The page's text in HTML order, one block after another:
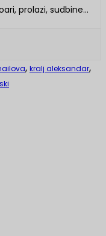
prolazi, sudbine…
, kralj aleksandar,